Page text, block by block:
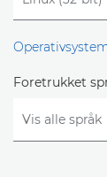
Foretrukket